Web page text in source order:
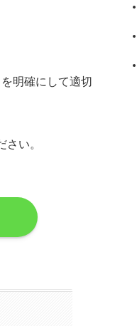
明確にして適切
い。